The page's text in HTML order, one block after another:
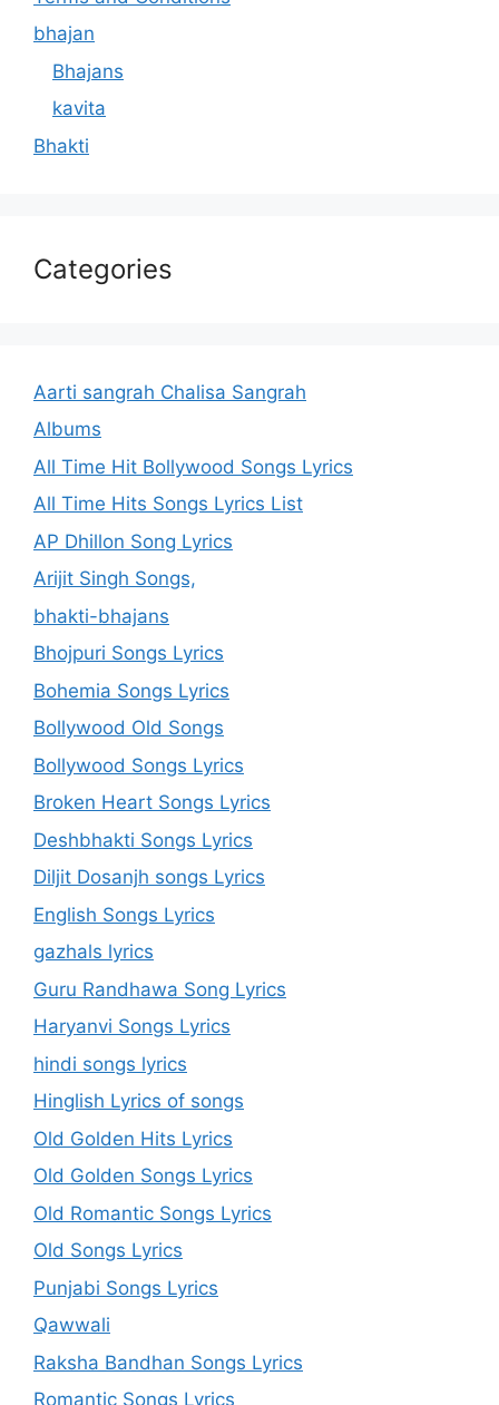
bhajan
Bhajans
kavita
Bhakti
Categories
Aarti sangrah Chalisa Sangrah
Albums
All Time Hit Bollywood Songs Lyrics
All Time Hits Songs Lyrics List
AP Dhillon Song Lyrics
Arijit Singh Songs,
bhakti-bhajans
Bhojpuri Songs Lyrics
Bohemia Songs Lyrics
Bollywood Old Songs
Bollywood Songs Lyrics
Broken Heart Songs Lyrics
Deshbhakti Songs Lyrics
Diljit Dosanjh songs Lyrics
English Songs Lyrics
gazhals lyrics
Guru Randhawa Song Lyrics
Haryanvi Songs Lyrics
hindi songs lyrics
Hinglish Lyrics of songs
Old Golden Hits Lyrics
Old Golden Songs Lyrics
Old Romantic Songs Lyrics
Old Songs Lyrics
Punjabi Songs Lyrics
Qawwali
Raksha Bandhan Songs Lyrics
Romantic Songs Lyrics